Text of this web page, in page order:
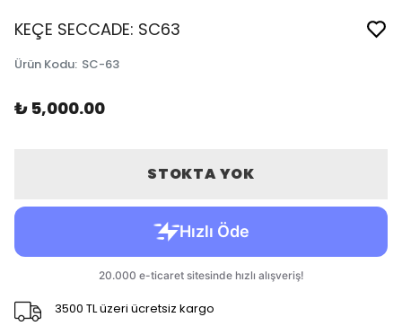
KEÇE SECCADE: SC63
Ürün Kodu: SC-63
₺ 5,000.00
STOKTA YOK
3500 TL üzeri ücretsiz kargo